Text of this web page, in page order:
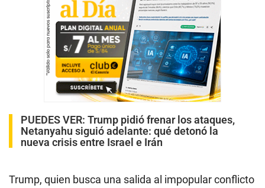
PUEDES VER: Trump pidió frenar los ataques,
Netanyahu siguió adelante: qué detonó la
nueva crisis entre Israel e Irán
Trump, quien busca una salida al impopular conflicto